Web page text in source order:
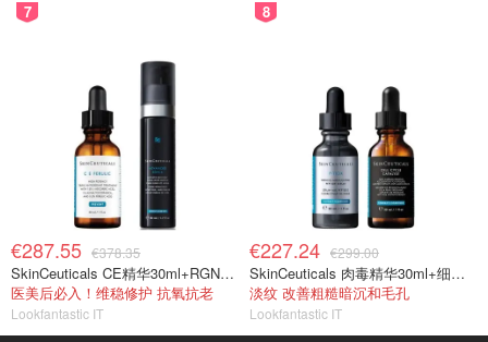
7
€287.55 €378.35
SkinCeuticals CE精华30ml+RGN面霜50ml
医美后必入！维稳修护 抗氧抗老
Lookfantastic IT
8
€227.24 €299.00
SkinCeuticals 肉毒精华30ml+细胞重组精华30ml
淡纹 改善粗糙暗沉和毛孔
Lookfantastic IT